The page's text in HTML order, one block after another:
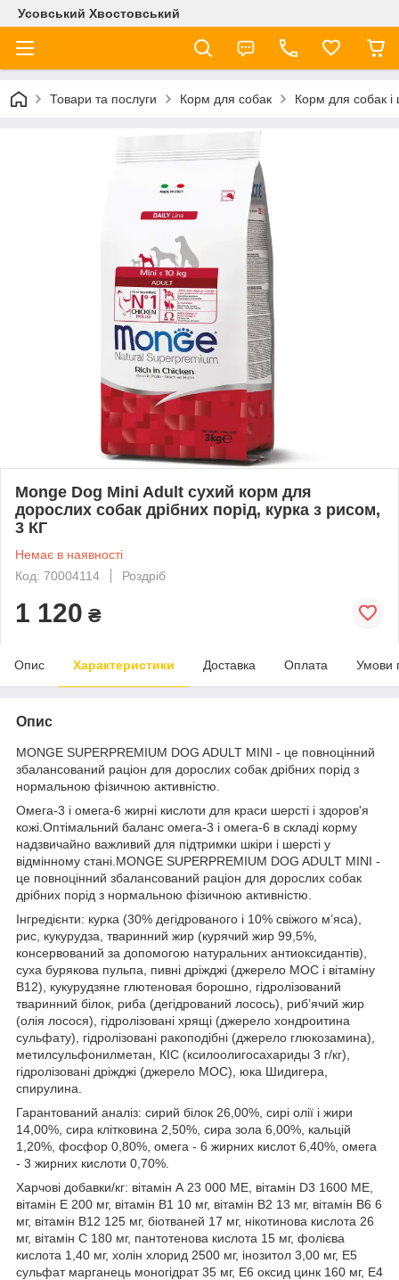
Усовський Хвостовський
Товари та послуги Корм для собак Корм для собак і
Monge Dog Mini Adult сухий корм для
дорослих собак дрібних порід, курка з рисом,
3 КГ
Немає в наявності
Код: 70004114
Роздріб
1 120 ₴
Опис Характеристики Доставка Оплата Умови
Опис
MONGE SUPERPREMIUM DOG ADULT MINI - це повноцінний
збалансований раціон для дорослих собак дрібних порід з
нормальною фізичною активністю.
Омега-3 і омега-6 жирні кислоти для краси шерсті і здоров'я
кожі.Оптімальний баланс омега-3 і омега-6 в складі корму
надзвичайно важливий для підтримки шкіри і шерсті у
відмінному стані.MONGE SUPERPREMIUM DOG ADULT MINI -
це повноцінний збалансований раціон для дорослих собак
дрібних порід з нормальною фізичною активністю.
Інгредієнти: курка (30% дегідрованого і 10% свіжого м’яса),
рис, кукурудза, тваринний жир (курячий жир 99,5%,
консервований за допомогою натуральних антиоксидантів),
суха бурякова пульпа, пивні дріжджі (джерело МОС і вітаміну
B12), кукурудзяне глютеновая борошно, гідролізований
тваринний білок, риба (дегідрований лосось), риб’ячий жир
(олія лосося), гідролізовані хрящі (джерело хондроитина
сульфату), гідролізовані ракоподібні (джерело глюкозамина),
метилсульфонилметан, КІС (ксилоолигосахариды 3 г/кг),
гідролізовані дріжджі (джерело МОС), юка Шидигера,
спирулина.
Гарантований аналіз: сирий білок 26,00%, сирі олії і жири
14,00%, сира клітковина 2,50%, сира зола 6,00%, кальцій
1,20%, фосфор 0,80%, омега - 6 жирних кислот 6,40%, омега
- 3 жирних кислоти 0,70%.
Харчові добавки/кг: вітамін А 23 000 МЕ, вітамін D3 1600 МЕ,
вітамін Е 200 мг, вітамін В1 10 мг, вітамін В2 13 мг, вітамін В6 6
мг, вітамін В12 125 мг, біотваней 17 мг, нікотинова кислота 26
мг, вітамін С 180 мг, пантотенова кислота 15 мг, фолієва
кислота 1,40 мг, холін хлорид 2500 мг, інозитол 3,00 мг, Е5
сульфат марганець моногідрат 35 мг, Е6 оксид цинк 160 мг, Е4